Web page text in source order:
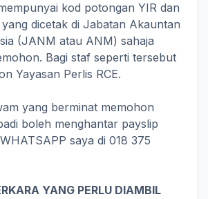
kod potongan YIR dan
dicetak di Jabatan Akauntan
(JANM atau ANM) sahaja
Bagi staf seperti tersebut
Yayasan Perlis RCE.
yang berminat memohon
boleh menghantar payslip
saya di 018 375
YANG PERLU DIAMBIL